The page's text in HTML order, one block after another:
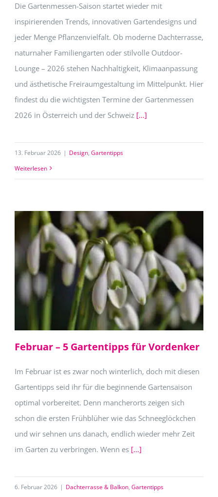
Die Gartenmessen-Saison startet wieder mit
inspirierenden Trends, innovativen Gartendesigns und
jeder Menge Pflanzenvielfalt. Ob moderne Dachterrasse,
naturnaher Familiengarten oder stilvolle Outdoor-
Lounge – 2026 stehen Nachhaltigkeit, Klimaanpassung
und ästhetische Freiraumgestaltung im Mittelpunkt. Hier
findest du die wichtigsten Termine der Gartenmessen
2026 in Österreich und der Schweiz [...]
13. Februar 2026 | Design, Gartentipps
Weiterlesen
Februar – 5 Gartentipps für Vordenker
Im Februar ist es zwar noch winterlich, doch mit diesen
Gartentipps seid ihr für die beginnende Gartensaison
optimal vorbereitet. Denn mancherorts zeigen sich
schon die ersten Frühblüher wie das Schneeglöckchen
und wir sehnen uns danach, endlich wieder mehr Zeit
im Garten zu verbringen. Wenn es [...]
6. Februar 2026 | Dachterrasse & Balkon, Gartentipps